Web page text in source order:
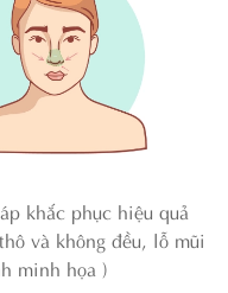
khắc phục hiệu quả
và không đều, lỗ mũi
minh họa )